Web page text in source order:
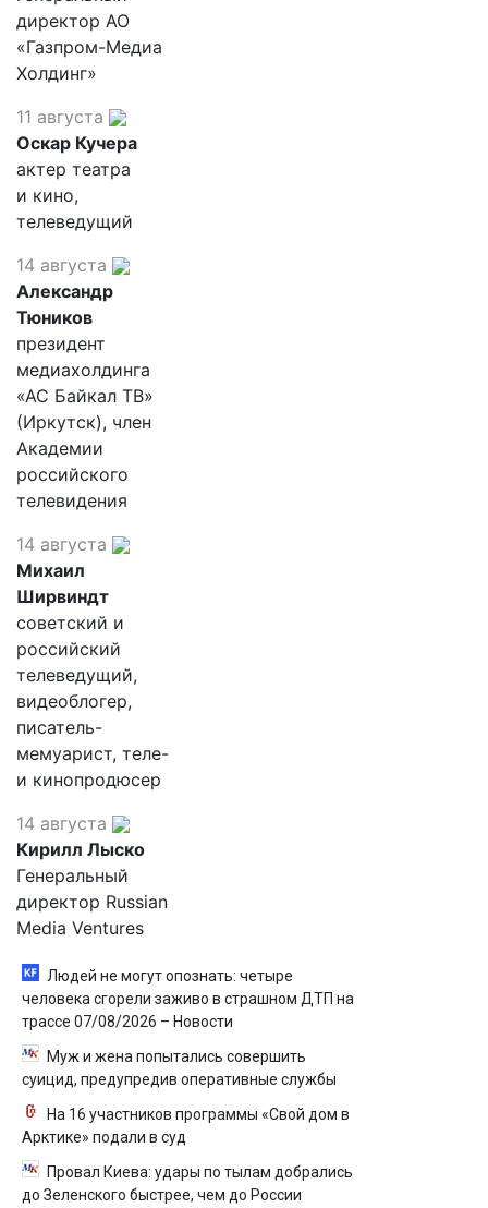
директор АО
«Газпром-Медиа
Холдинг»
11 августа
Оскар Кучера
актер театра
и кино,
телеведущий
14 августа
Александр
Тюников
президент
медиахолдинга
«АС Байкал ТВ»
(Иркутск), член
Академии
российского
телевидения
14 августа
Михаил
Ширвиндт
советский и
российский
телеведущий,
видеоблогер,
писатель-
мемуарист, теле-
и кинопродюсер
14 августа
Кирилл Лыско
Генеральный
директор Russian
Media Ventures
Людей не могут опознать: четыре
человека сгорели заживо в страшном ДТП на
трассе 07/08/2026 – Новости
Муж и жена попытались совершить
суицид, предупредив оперативные службы
На 16 участников программы «Свой дом в
Арктике» подали в суд
Провал Киева: удары по тылам добрались
до Зеленского быстрее, чем до России